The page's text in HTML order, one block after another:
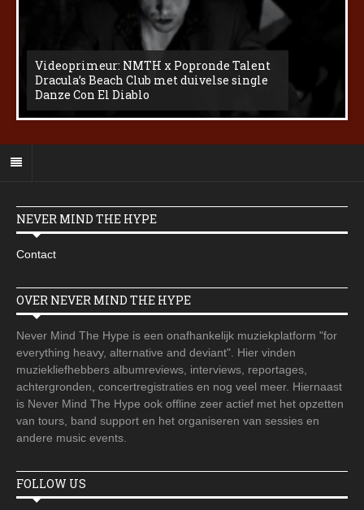
Videoprimeur: NMTH x Popronde Talent
Dracula’s Beach Club met duivelse single
Danze Con El Diablo
NEVER MIND THE HYPE
Contact
OVER NEVER MIND THE HYPE
Never Mind The Hype is een onafhankelijk muziekplatform "for
everything heavy, alternative and deviant". Hier vinden
muziekliefhebbers albumreviews, interviews, reportages,
achtergronden, concertregistraties en nog veel meer. Hiernaast
is Never Mind The Hype ook offline zeer actief met het opzetten
van tours, band support en het organiseren van sessies en
andere music events.
FOLLOW US